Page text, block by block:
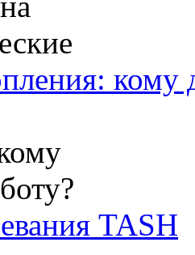
кому
TASH